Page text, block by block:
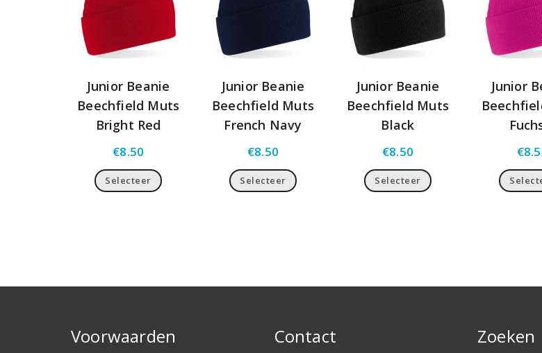
Junior Beanie
Beechfield Muts
Bright Red
€8.50
Selecteer
Junior Beanie
Beechfield Muts
French Navy
€8.50
Selecteer
Junior Beanie
Beechfield Muts
Black
€8.50
Selecteer
Junior
€
Voorwaarden Contact Zoeken